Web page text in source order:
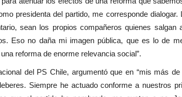
presidenta del partido, me corresponde
sean los propios compañeros quienes
Eso no daña mi imagen pública, que es lo de
reforma de enorme relevancia social”.
del PS Chile, argumentó que en “mis más
Siempre he actuado conforme a nuestros